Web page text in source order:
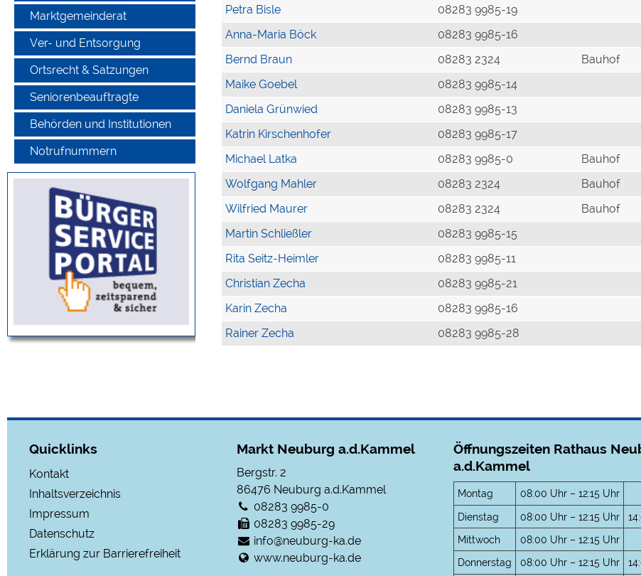
Marktgemeinderat
Ver- und Entsorgung
Ortsrecht & Satzungen
Seniorenbeauftragte
Behörden und Institutionen
Notrufnummern
Petra Bisle 08283 9985-19
Anna-Maria Böck
08283 9985-16
Bernd Braun
08283 2324 Bauhof
Maike Goebel
08283 9985-14
Daniela Grünwied
08283 9985-13
Katrin Kirschenhofer
08283 9985-17
Michael Latka
08283 9985-0 Bauhof
Wolfgang Mahler
08283 2324 Bauhof
Wilfried Maurer
08283 2324 Bauhof
Martin Schließler
08283 9985-15
Rita Seitz-Heimler
08283 9985-11
Christian Zecha
08283 9985-21
Karin Zecha
08283 9985-16
Rainer Zecha
08283 9985-28
Quicklinks
Kontakt
Inhaltsverzeichnis
Impressum
Datenschutz
Erklärung zur Barrierefreiheit
Markt Neuburg a.d.Kammel
Bergstr. 2
86476 Neuburg a.d.Kammel
08283 9985-0
08283 9985-29
info@neuburg-ka.de
www.neuburg-ka.de
Öffnungszeiten Rathaus
a.d.Kammel
Montag 08:00 Uhr – 12:15 Uhr
Dienstag
08:00 Uhr – 12:15 Uhr
Mittwoch
08:00 Uhr – 12:15 Uhr
Donnerstag
08:00 Uhr – 12:15 Uhr